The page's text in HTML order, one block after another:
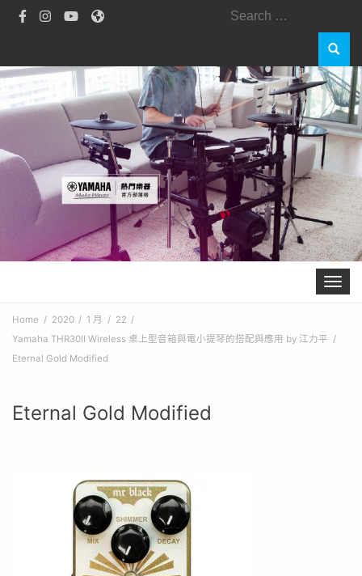
Search
Toggle
Home 2020 1 月
22
Yamaha THR30II Wireless 桌上型音箱與電小提琴的搭配與應用 by 江力平
Eternal Gold Modified
Eternal Gold Modified